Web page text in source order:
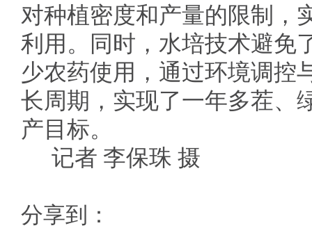
对种植密度和产量的限制，
利用。同时，水培技术避免
少农药使用，通过环境调控
长周期，实现了一年多茬、
产目标。
记者 李保珠 摄
分享到：